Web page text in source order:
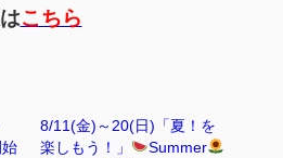
こちら
8/11(金)～20(日)「夏！を
楽しもう！」
Summer